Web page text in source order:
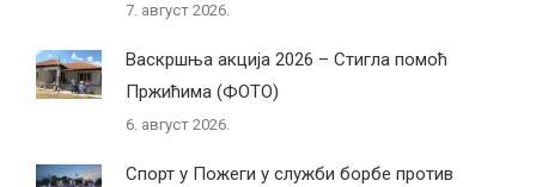
7. август 2026.
Васкршња акција 2026 – Стигла помоћ
Пржићима (ФОТО)
6. август 2026.
Спорт у Пожеги у служби борбе против